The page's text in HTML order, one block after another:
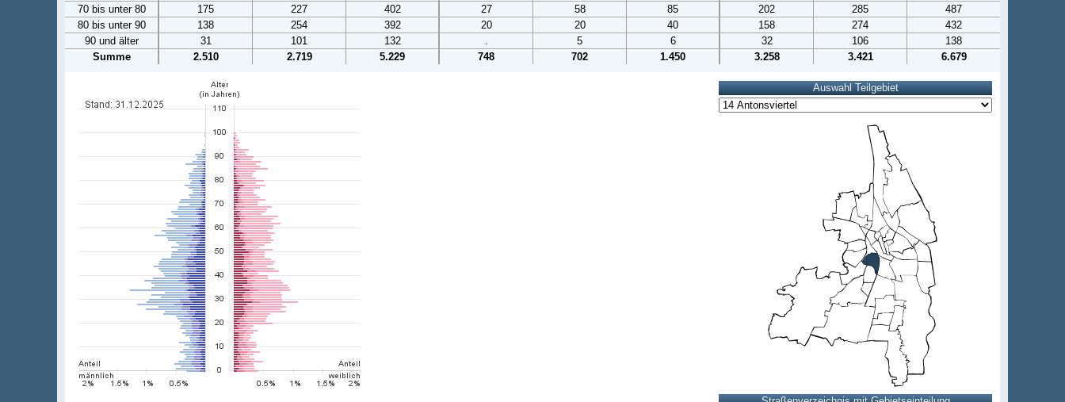
70 bis unter 80
175 227 402 27 58 85 202 285
487
80 bis unter 90
138 254 392 20 20 40 158 274
432
90 und älter
31 101 132 . 5 6 32 106
138
Summe
2.510 2.719 5.229 748 702 1.450 3.258 3.421 6.679